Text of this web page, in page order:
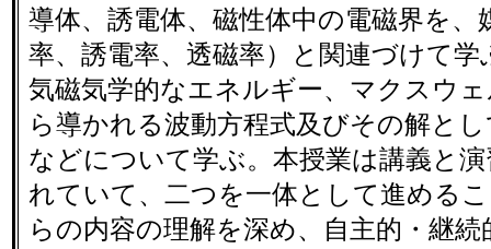
導体、誘電体、磁性体中の電磁界を、
率、誘電率、透磁率）と関連づけて
気磁気学的なエネルギー、マクスウ
ら導かれる波動方程式及びその解と
などについて学ぶ。本授業は講義と
れていて、二つを一体として進める
らの内容の理解を深め、自主的・継